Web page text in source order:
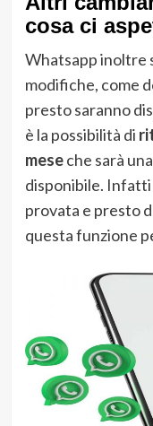
cosa ci
Whatsapp inoltre
modifiche, come
presto saranno
è la possibilità di
meseche sarà
disponibile. Infatti
provata e presto
questa funzione